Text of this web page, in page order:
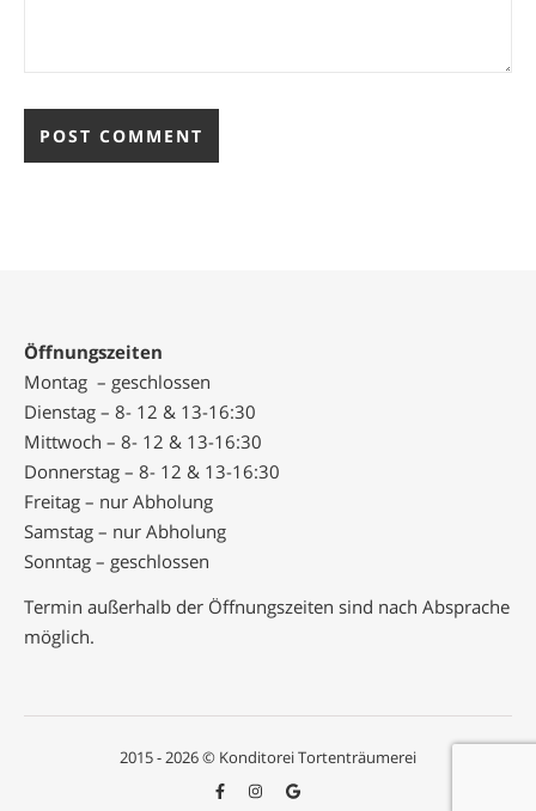
Öffnungszeiten
Montag – geschlossen
Dienstag – 8- 12 & 13-16:30
Mittwoch – 8- 12 & 13-16:30
Donnerstag – 8- 12 & 13-16:30
Freitag – nur Abholung
Samstag – nur Abholung
Sonntag – geschlossen
Termin außerhalb der Öffnungszeiten sind nach Absprache
möglich.
2015 - 2026 © Konditorei Tortenträumerei